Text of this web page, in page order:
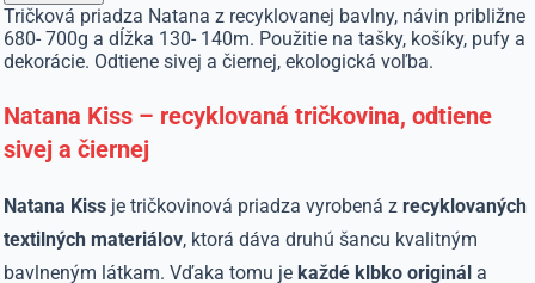
Tričková priadza Natana z recyklovanej bavlny, návin približne
680- 700g a dĺžka 130- 140m. Použitie na tašky, košíky, pufy a
dekorácie. Odtiene sivej a čiernej, ekologická voľba.
Natana Kiss – recyklovaná tričkovina, odtiene
sivej a čiernej
Natana Kiss je tričkovinová priadza vyrobená zrecyklovaných
textilných materiálov, ktorá dáva druhú šancu kvalitným
bavlneným látkam. Vďaka tomu jekaždé klbko originál a